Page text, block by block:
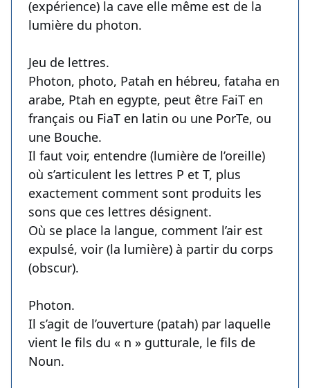
(expérience) la cave elle même est de la
lumière du photon.
Jeu de lettres.
Photon, photo, Patah en hébreu, fataha en
arabe, Ptah en egypte, peut être FaiT en
français ou FiaT en latin ou une PorTe, ou
une Bouche.
Il faut voir, entendre (lumière de l’oreille)
où s’articulent les lettres P et T, plus
exactement comment sont produits les
sons que ces lettres désignent.
Où se place la langue, comment l’air est
expulsé, voir (la lumière) à partir du corps
(obscur).
Photon.
Il s’agit de l’ouverture (patah) par laquelle
vient le fils du « n » gutturale, le fils de
Noun.